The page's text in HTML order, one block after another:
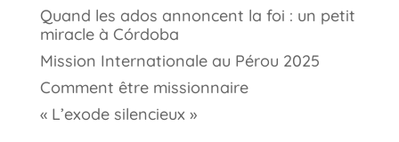
Quand les ados annoncent la foi : un petit
miracle à Córdoba
Mission Internationale au Pérou 2025
Comment être missionnaire
« L’exode silencieux »